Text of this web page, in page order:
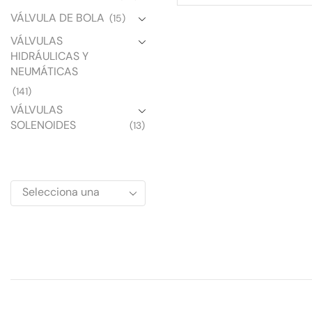
VÁLVULA DE BOLA (15)
VÁLVULAS
HIDRÁULICAS Y
NEUMÁTICAS
(141)
VÁLVULAS
SOLENOIDES
(13)
Selecciona una